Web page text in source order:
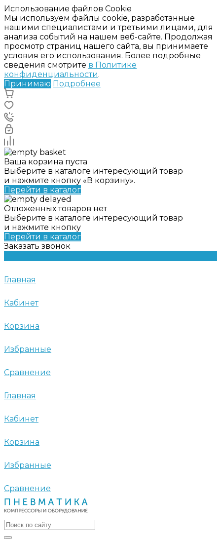
Использование файлов Cookie
Мы используем файлы cookie, разработанные
нашими специалистами и третьими лицами, для
анализа событий на нашем веб-сайте. Продолжая
просмотр страниц нашего сайта, вы принимаете
условия его использования. Более подробные
сведения смотрите в Политике
конфиденциальности.
Принимаю Подробнее
Ваша корзина пуста
Выберите в каталоге интересующий товар
и нажмите кнопку «В корзину».
Перейти в каталог
Отложенных товаров нет
Выберите в каталоге интересующий товар
и нажмите кнопку
Перейти в каталог
Заказать звонок
Главная
Кабинет
Корзина
Избранные
Сравнение
Главная
Кабинет
Корзина
Избранные
Сравнение